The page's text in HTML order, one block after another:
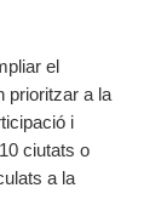
el
prioritzar a la
i
ciutats o
a la